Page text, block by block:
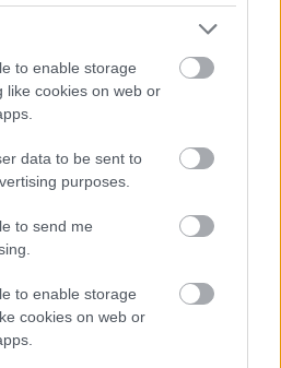
to enable storage
like cookies on web or
data to be sent to
purposes.
to send me
to enable storage
cookies on web or
Csak egy kattintás, és hírlevelünk a
24 cikke
újabb nagy változásokról döntött
iskolaigazgatók visszakapják